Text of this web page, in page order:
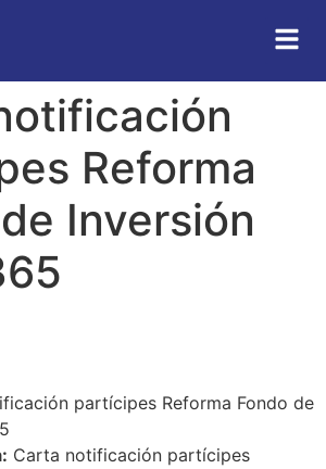
Reforma
Inversión
partícipes Reforma Fondo de
Carta notificación partícipes